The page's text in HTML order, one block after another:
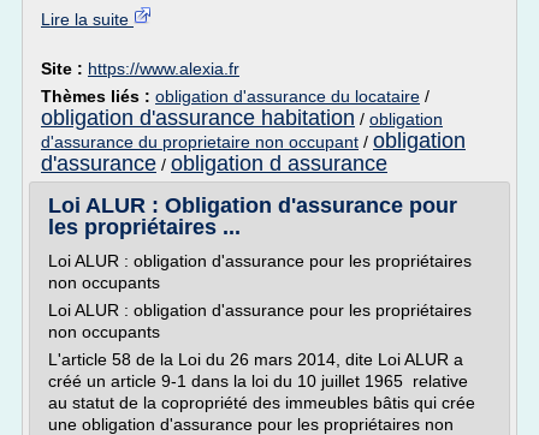
Lire la suite
Site : https://www.alexia.fr
Thèmes liés : obligation d'assurance du locataire /
obligation d'assurance habitation / obligation
d'assurance du proprietaire non occupant / obligation
d'assurance / obligation d assurance
Loi ALUR : Obligation d'assurance pour
les propriétaires ...
Loi ALUR : obligation d'assurance pour les propriétaires
non occupants
Loi ALUR : obligation d'assurance pour les propriétaires
non occupants
L'article 58 de la Loi du 26 mars 2014, dite Loi ALUR a
créé un article 9-1 dans la loi du 10 juillet 1965 relative
au statut de la copropriété des immeubles bâtis qui crée
une obligation d'assurance pour les propriétaires non